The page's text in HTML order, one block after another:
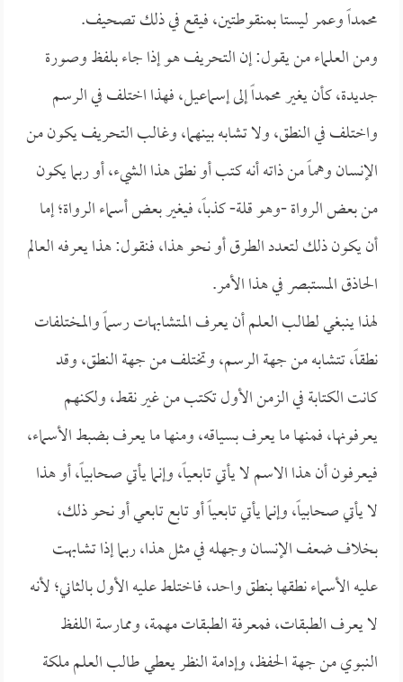
محمداً وعمر ليستا بمنقوطتين، فيقع في ذلك تصحيف.
ومن العلماء من يقول: إن التحريف هو إذا جاء بلفظ وصورة
جديدة، كأن يغير محمداً إلى إسماعيل، فهذا اختلف في الرسم
واختلف في النطق، ولا تشابه بينهما، وغالب التحريف يكون من
الإنسان وهماً من ذاته أنه كتب أو نطق هذا الشيء، أو ربما يكون
من بعض الرواة -وهو قلة- كذباً، فيغير بعض أسماء الرواة؛ إما
أن يكون ذلك لتعدد الطرق أو نحو هذا، فنقول: هذا يعرفه العالم
الحاذق المستبصر في هذا الأمر.
لهذا ينبغي لطالب العلم أن يعرف المتشابهات رسماً والمختلفات
نطقاً، تتشابه من جهة الرسم، وتختلف من جهة النطق، وقد
كانت الكتابة في الزمن الأول تكتب من غير نقط، ولكنهم
يعرفونها، فمنها ما يعرف بسياقه، ومنها ما يعرف بضبط الأسماء،
فيعرفون أن هذا الاسم لا يأتي تابعياً، وإنما يأتي صحابياً، أو هذا
لا يأتي صحابياً، وإنما يأتي تابعياً أو تابع تابعي أو نحو ذلك،
بخلاف ضعف الإنسان وجهله في مثل هذا، ربما إذا تشابهت
عليه الأسماء نطقها بنطق واحد، فاختلط عليه الأول بالثاني؛ لأنه
لا يعرف الطبقات، فمعرفة الطبقات مهمة، وممارسة اللفظ
النبوي من جهة الحفظ، وإدامة النظر يعطي طالب العلم ملكة